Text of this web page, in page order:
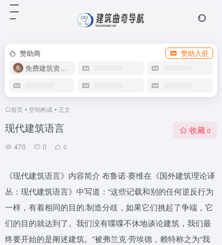
赞助商
赞助入驻
免费建筑资源库
首页 • 空间构成 • 正文
现代建筑语言
470 0 0
收藏 0
《现代建筑语言》内容简介 布鲁诺·赛维在《国外建筑理论译
丛：现代建筑语言》中写道：“这些记载和别的任何逆反行为
一样，有着相同的目的.制造分歧，如果它们挑起了争端，它
们的目的就达到了。我们没有喋喋不休地谈论建筑，我们最
终要开始的是阐述建筑。”被弗兰克·劳埃德，赖特称之为“我